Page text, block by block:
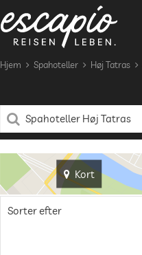
Hjem Spahoteller Høj Tatras
Kort
Sorter efter